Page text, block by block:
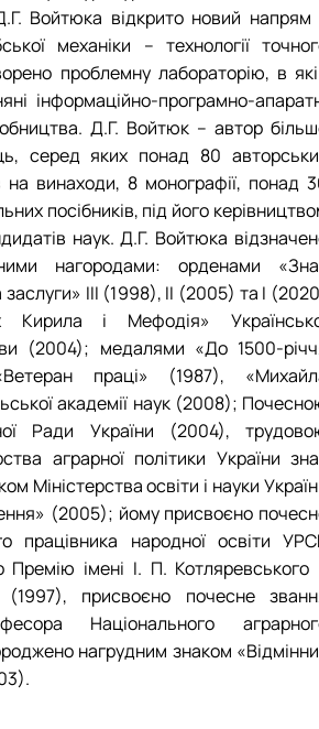
Войтюка відкрито новий напрям
механіки – технології
проблемну лабораторію, в
інформаційно-програмно-
Д.Г. Войтюк – автор
серед яких понад 80
на винаходи, 8 монографії, понад
посібників, під його
наук. Д.Г. Войтюка
нагородами: орденами
ІІІ (1998), ІІ (2005) та І
Кирила і Мефодія»
(2004); медалями «До 1500-
праці» (1987),
академії наук (2008);
Ради України (2004),
аграрної політики України
Міністерства освіти і науки
(2005); йому присвоєно
працівника народної освіти
імені І. П. Котляревського
(1997), присвоєно почесне
Національного
нагрудним знаком